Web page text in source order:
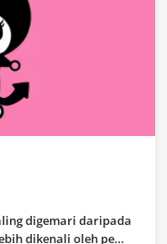
digemari daripada
dikenali oleh pe…